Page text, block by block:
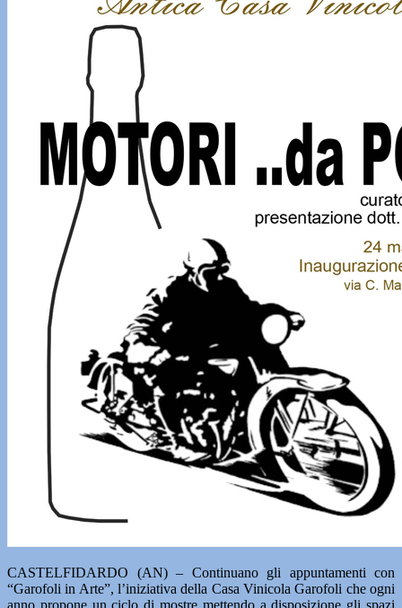
CASTELFIDARDO (AN) – Continuano gli appuntamenti con
“Garofoli in Arte”, l’iniziativa della Casa Vinicola Garofoli che ogni
anno propone un ciclo di mostre mettendo a disposizione gli spazi